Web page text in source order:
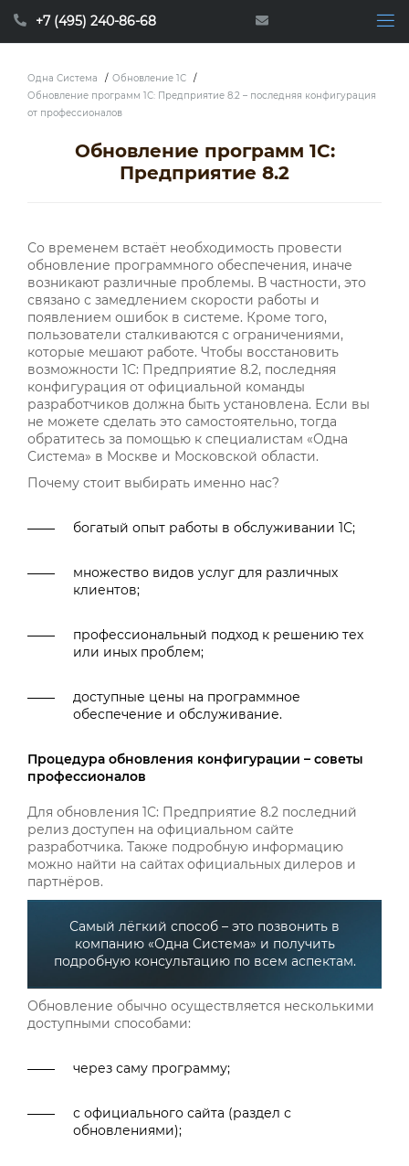
+7 (495) 240-86-68
Одна Система / Обновление 1С
/
Обновление программ 1С: Предприятие 8.2 – последняя конфигурация
от профессионалов
Обновление программ 1С:
Предприятие 8.2
Со временем встаёт необходимость провести
обновление программного обеспечения, иначе
возникают различные проблемы. В частности, это
связано с замедлением скорости работы и
появлением ошибок в системе. Кроме того,
пользователи сталкиваются с ограничениями,
которые мешают работе. Чтобы восстановить
возможности 1С: Предприятие 8.2, последняя
конфигурация от официальной команды
разработчиков должна быть установлена. Если вы
не можете сделать это самостоятельно, тогда
обратитесь за помощью к специалистам «Одна
Система» в Москве и Московской области.
Почему стоит выбирать именно нас?
богатый опыт работы в обслуживании 1С;
множество видов услуг для различных
клиентов;
профессиональный подход к решению тех
или иных проблем;
доступные цены на программное
обеспечение и обслуживание.
Процедура обновления конфигурации – советы
профессионалов
Для обновления 1С: Предприятие 8.2 последний
релиз доступен на официальном сайте
разработчика. Также подробную информацию
можно найти на сайтах официальных дилеров и
партнёров.
Самый лёгкий способ – это позвонить в
компанию «Одна Система» и получить
подробную консультацию по всем аспектам.
Обновление обычно осуществляется несколькими
доступными способами:
через саму программу;
с официального сайта (раздел с
обновлениями);